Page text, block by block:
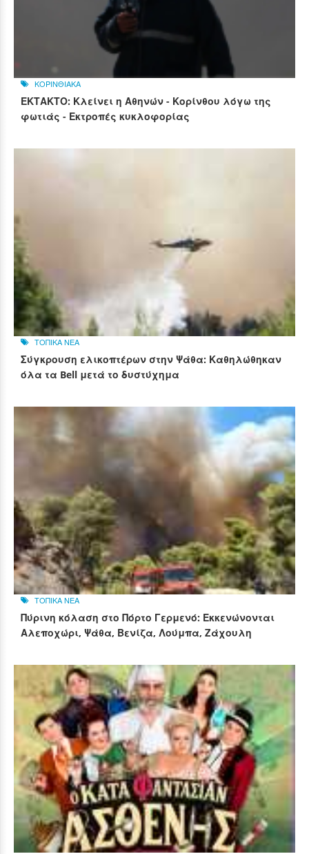
ΚΟΡΙΝΘΙΑΚΑ
ΕΚΤΑΚΤΟ: Κλείνει η Αθηνών - Κορίνθου λόγω της
φωτιάς - Εκτροπές κυκλοφορίας
ΤΟΠΙΚΑ ΝΕΑ
Σύγκρουση ελικοπτέρων στην Ψάθα: Καθηλώθηκαν
όλα τα Bell μετά το δυστύχημα
ΤΟΠΙΚΑ ΝΕΑ
Πύρινη κόλαση στο Πόρτο Γερμενό: Εκκενώνονται
Αλεποχώρι, Ψάθα, Βενίζα, Λούμπα, Ζάχουλη